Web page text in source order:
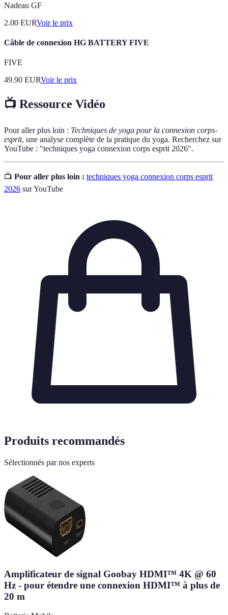
Nadeau GF
2.00 EURVoir le prix
Câble de connexion HG BATTERY FIVE
FIVE
49.90 EURVoir le prix
📺 Ressource Vidéo
Pour aller plus loin : Techniques de yoga pour la connexion corps-
esprit, une analyse complète de la pratique du yoga. Recherchez sur
YouTube : "techniques yoga connexion corps esprit 2026".
📺 Pour aller plus loin : techniques yoga connexion corps esprit
2026 sur YouTube
Produits recommandés
Sélectionnés par nos experts
Amplificateur de signal Goobay HDMI™ 4K @ 60
Hz - pour étendre une connexion HDMI™ à plus de
20 m